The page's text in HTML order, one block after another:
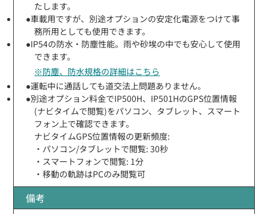
たします。
●車載用ですが、別途オプションの安定化電源をつけて事
務所用としても使用できます。
●IP54の防水・防塵性能。雨や砂埃の中でも安心して使用
できます。
※防塵、防水規格の詳細はこちら
●運転中に通話しても道交法上問題ありません。
●別途オプション料金でIP500H、IP501HのGPS位置情報
(ナビタイムで閲覧)をパソコン、タブレット、スマート
フォン上で確認できます。
ナビタイムGPS位置情報の更新頻度:
・パソコン/タブレットで閲覧: 30秒
・スマートフォンで閲覧: 1分
・移動の軌跡はPCのみ閲覧可
備考